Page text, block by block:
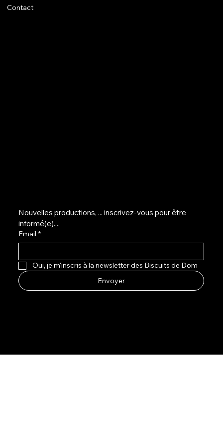
Contact
Nouvelles productions, ... inscrivez-vous pour être
informé(e)....
Email *
Oui, je m'inscris à la newsletter des Biscuits de Dom
Envoyer